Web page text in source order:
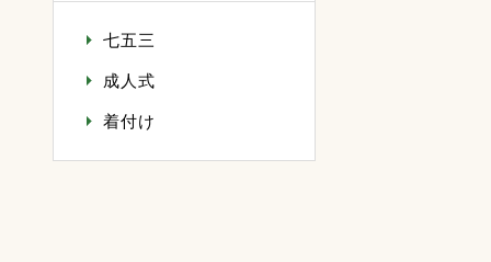
七五三
成人式
着付け